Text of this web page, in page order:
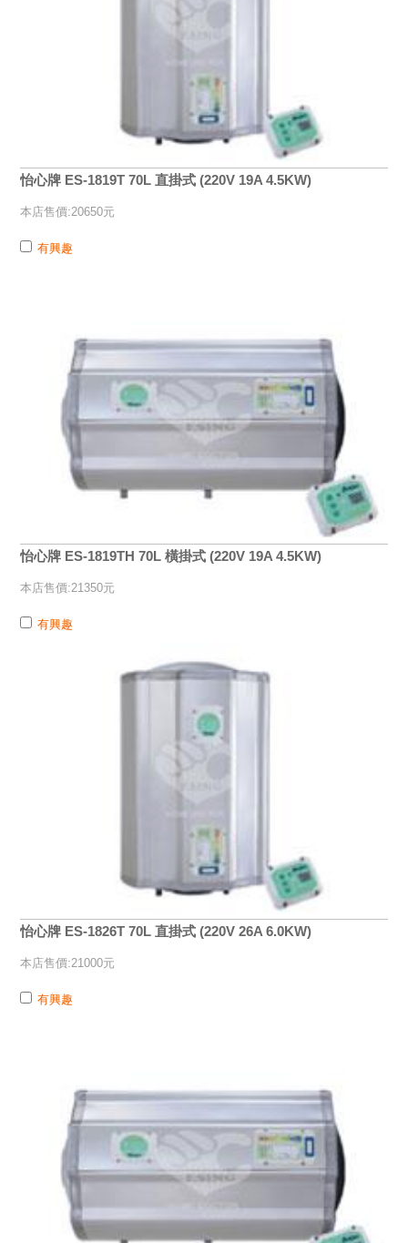
怡心牌 ES-1819T 70L 直掛式 (220V 19A 4.5KW)
本店售價:20650元
有興趣
怡心牌 ES-1819TH 70L 橫掛式 (220V 19A 4.5KW)
本店售價:21350元
有興趣
怡心牌 ES-1826T 70L 直掛式 (220V 26A 6.0KW)
本店售價:21000元
有興趣